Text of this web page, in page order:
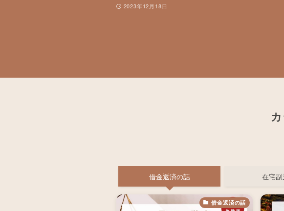
2023年12月18日
借金返済の話 在宅副
借金返済の話